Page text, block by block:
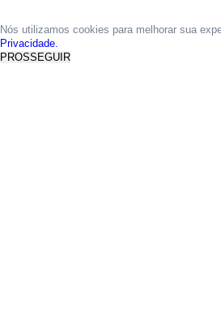
Nós utilizamos cookies para melhorar sua
Privacidade.
PROSSEGUIR